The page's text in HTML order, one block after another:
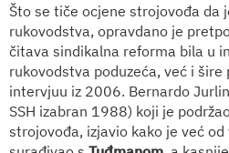
Što se tiče ocjene strojovođa da
rukovodstva, opravdano je
čitava sindikalna reforma bila u
rukovodstva poduzeća, već i
intervjuu iz 2006. Bernardo
SSH izabran 1988) koji je
strojovođa, izjavio kako je već